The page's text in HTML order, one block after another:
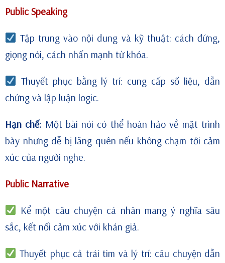
Public Speaking
Tập trung vào nội dung và kỹ thuật: cách đứng,
giọng nói, cách nhấn mạnh từ khóa.
Thuyết phục bằng lý trí: cung cấp số liệu, dẫn
chứng và lập luận logic.
Hạn chế: Một bài nói có thể hoàn hảo về mặt trình
bày nhưng dễ bị lãng quên nếu không chạm tới cảm
xúc của người nghe.
Public Narrative
Kể một câu chuyện cá nhân mang ý nghĩa sâu
sắc, kết nối cảm xúc với khán giả.
Thuyết phục cả trái tim và lý trí: câu chuyện dẫn